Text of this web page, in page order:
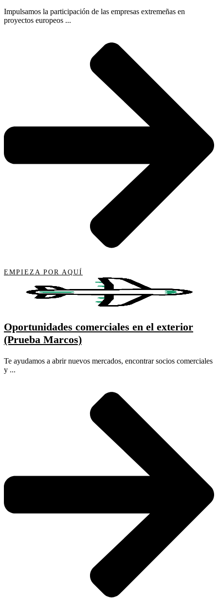
Impulsamos la participación de las empresas extremeñas en
proyectos europeos ...
EMPIEZA POR AQUÍ
Oportunidades comerciales en el exterior
(Prueba Marcos)
Te ayudamos a abrir nuevos mercados, encontrar socios comerciales
y ...